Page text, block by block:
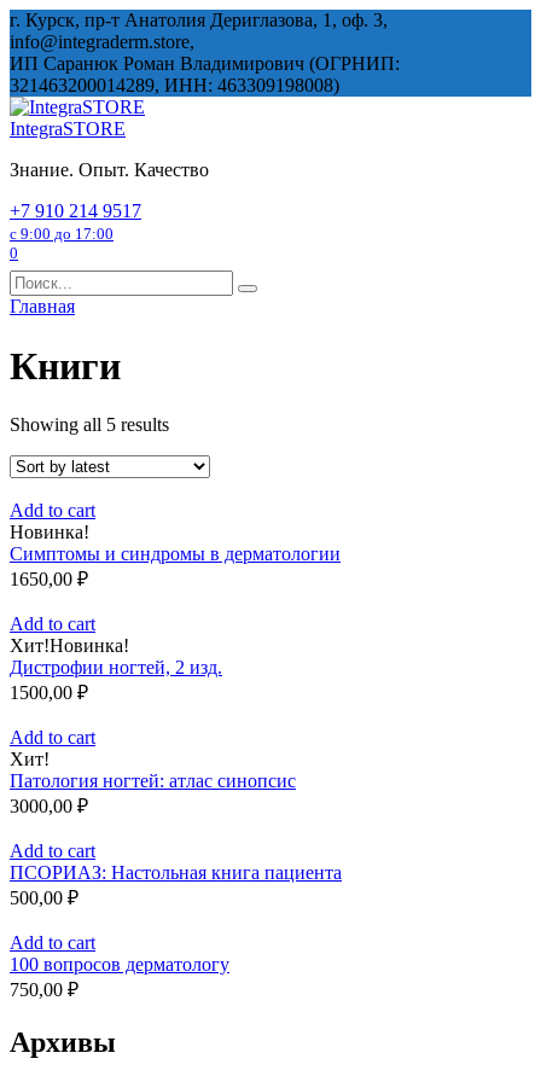
Перейти
к
содержанию
г. Курск, пр-т Анатолия Дериглазова, 1, оф. 3,
info@integraderm.store,
ИП Саранюк Роман Владимирович (ОГРНИП:
321463200014289, ИНН: 463309198008)
IntegraSTORE
Знание. Опыт. Качество
+7 910 214 9517
с 9:00 до 17:00
0
Search
for:
Главная
Книги
Showing all 5 results
Add to cart
Новинка!
Симптомы и синдромы в дерматологии
1650,00 ₽
Add to cart
Хит!Новинка!
Дистрофии ногтей, 2 изд.
1500,00 ₽
Add to cart
Хит!
Патология ногтей: атлас синопсис
3000,00 ₽
Add to cart
ПСОРИАЗ: Настольная книга пациента
500,00 ₽
Add to cart
100 вопросов дерматологу
750,00 ₽
Архивы